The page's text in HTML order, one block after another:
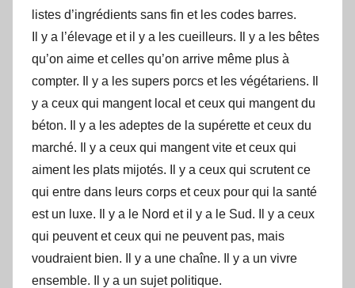
listes d’ingrédients sans fin et les codes barres.
Il y a l’élevage et il y a les cueilleurs. Il y a les bêtes
qu’on aime et celles qu’on arrive même plus à
compter. Il y a les supers porcs et les végétariens. Il
y a ceux qui mangent local et ceux qui mangent du
béton. Il y a les adeptes de la supérette et ceux du
marché. Il y a ceux qui mangent vite et ceux qui
aiment les plats mijotés. Il y a ceux qui scrutent ce
qui entre dans leurs corps et ceux pour qui la santé
est un luxe. Il y a le Nord et il y a le Sud. Il y a ceux
qui peuvent et ceux qui ne peuvent pas, mais
voudraient bien. Il y a une chaîne. Il y a un vivre
ensemble. Il y a un sujet politique.